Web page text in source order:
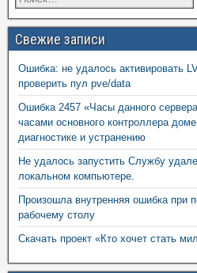
Свежие записи
Ошибка: не удалось активировать
проверить пул pve/data
Ошибка 2457 «Часы данного
часами основного контроллера
диагностике и устранению
Не удалось запустить Службу
локальном компьютере.
Произошла внутренняя ошибка при
рабочему столу
Скачать проект «Кто хочет стать